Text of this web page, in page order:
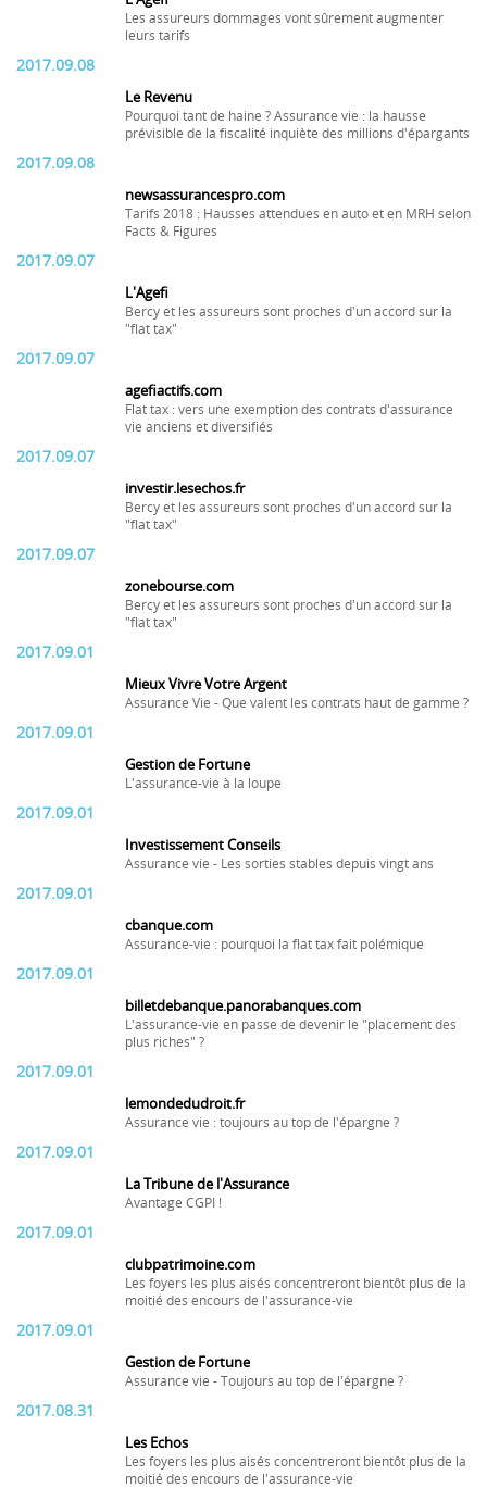
Les assureurs dommages vont sûrement augmenter
leurs tarifs
2017.09.08
Le Revenu
Pourquoi tant de haine ? Assurance vie : la hausse
prévisible de la fiscalité inquiète des millions d'épargants
2017.09.08
newsassurancespro.com
Tarifs 2018 : Hausses attendues en auto et en MRH selon
Facts & Figures
2017.09.07
L'Agefi
Bercy et les assureurs sont proches d'un accord sur la
"flat tax"
2017.09.07
agefiactifs.com
Flat tax : vers une exemption des contrats d'assurance
vie anciens et diversifiés
2017.09.07
investir.lesechos.fr
Bercy et les assureurs sont proches d'un accord sur la
"flat tax"
2017.09.07
zonebourse.com
Bercy et les assureurs sont proches d'un accord sur la
"flat tax"
2017.09.01
Mieux Vivre Votre Argent
Assurance Vie - Que valent les contrats haut de gamme ?
2017.09.01
Gestion de Fortune
L'assurance-vie à la loupe
2017.09.01
Investissement Conseils
Assurance vie - Les sorties stables depuis vingt ans
2017.09.01
cbanque.com
Assurance-vie : pourquoi la flat tax fait polémique
2017.09.01
billetdebanque.panorabanques.com
L'assurance-vie en passe de devenir le "placement des
plus riches" ?
2017.09.01
lemondedudroit.fr
Assurance vie : toujours au top de l'épargne ?
2017.09.01
La Tribune de l'Assurance
Avantage CGPI !
2017.09.01
clubpatrimoine.com
Les foyers les plus aisés concentreront bientôt plus de la
moitié des encours de l'assurance-vie
2017.09.01
Gestion de Fortune
Assurance vie - Toujours au top de l'épargne ?
2017.08.31
Les Echos
Les foyers les plus aisés concentreront bientôt plus de la
moitié des encours de l'assurance-vie